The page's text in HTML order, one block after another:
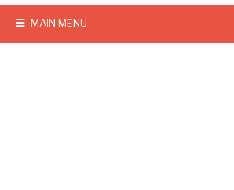
MAIN MENU